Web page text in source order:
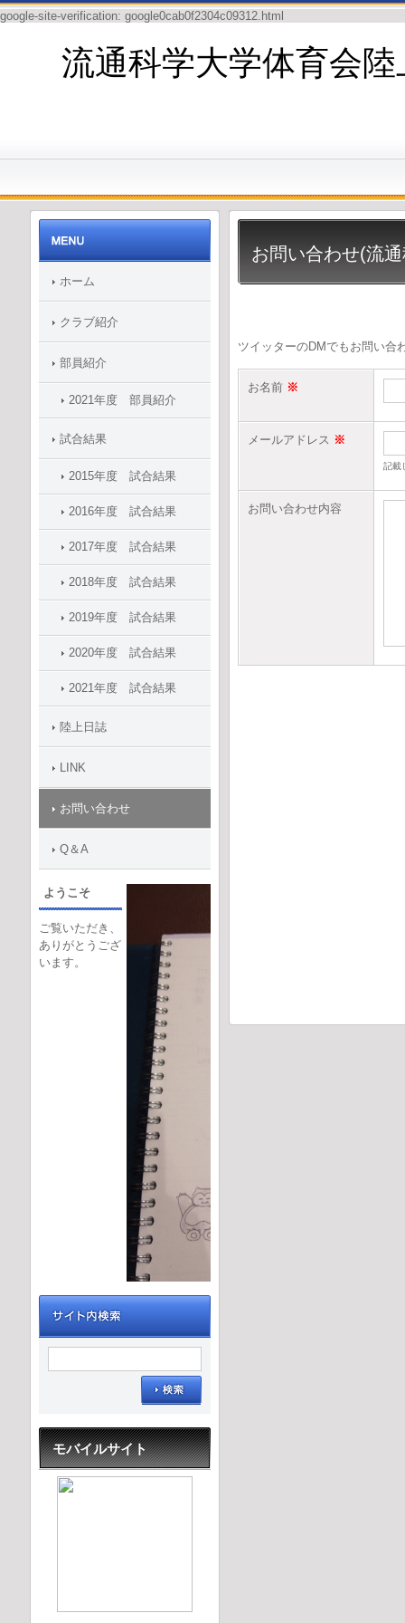
google-site-verification: google0cab0f2304c09312.html
流通科学大学体育会
お問い合わせ(流
ツイッターのDMでもお問い合
お名前 ※
メールアドレス ※
記載
お問い合わせ内容
ホーム
クラブ紹介
部員紹介
2021年度 部員紹介
試合結果
2015年度 試合結果
2016年度 試合結果
2017年度 試合結果
2018年度 試合結果
2019年度 試合結果
2020年度 試合結果
2021年度 試合結果
陸上日誌
LINK
お問い合わせ
Q＆A
ようこそ
ご覧いただき、
ありがとうござ
います。
モバイルサイト